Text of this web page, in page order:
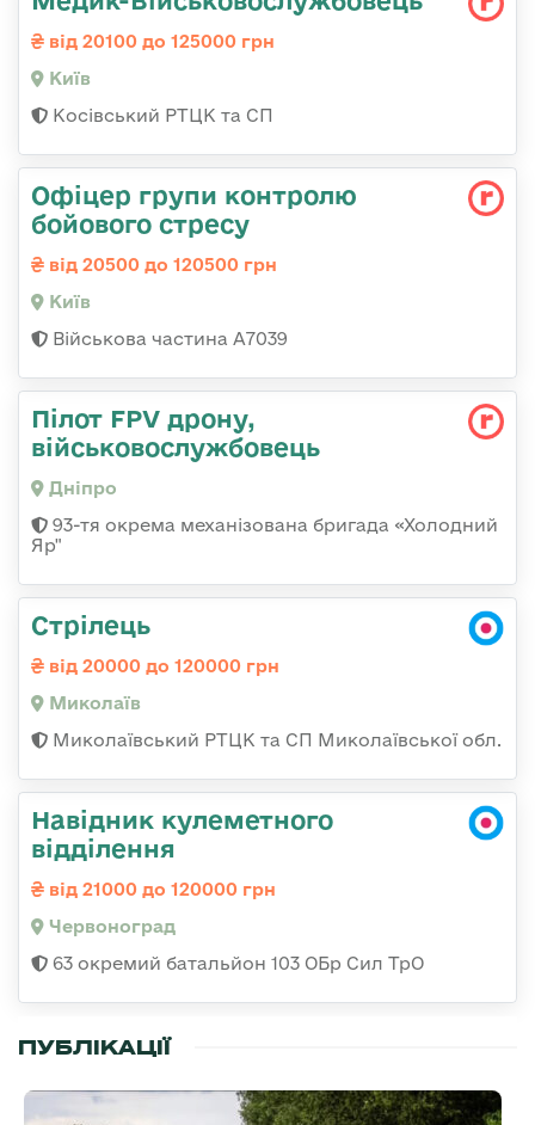
від 20100 до 125000 грн
Київ
Косівський РТЦК та СП
Офіцер групи контролю
бойового стресу
від 20500 до 120500 грн
Київ
Військова частина А7039
Пілот FPV дрону,
військовослужбовець
Дніпро
93-тя окрема механізована бригада «Холодний
Яр"
Стрілець
від 20000 до 120000 грн
Миколаїв
Миколаївський РТЦК та СП Миколаївської обл.
Навідник кулеметного
відділення
від 21000 до 120000 грн
Червоноград
63 окремий батальйон 103 ОБр Сил ТрО
ПУБЛІКАЦІЇ